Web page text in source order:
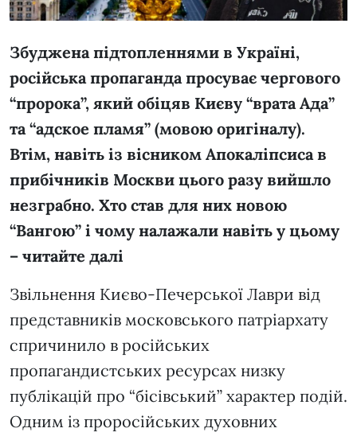
Збуджена підтопленнями в Україні,
російська пропаганда просуває чергового
“пророка”, який обіцяв Києву “врата Ада”
та “адское пламя” (мовою оригіналу).
Втім, навіть із вісником Апокаліпсиса в
прибічників Москви цього разу вийшло
незграбно. Хто став для них новою
“Вангою” і чому налажали навіть у цьому
– читайте далі
Звільнення Києво-Печерської Лаври від
представників московського патріархату
спричинило в російських
пропагандистських ресурсах низку
публікацій про “бісівський” характер подій.
Одним із проросійських духовних